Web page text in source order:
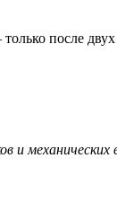
после двух
и механических